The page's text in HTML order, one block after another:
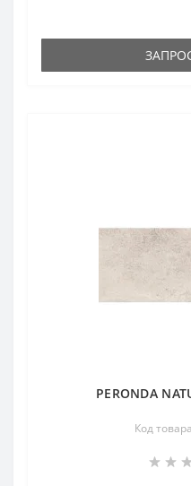
PERONDA
Код